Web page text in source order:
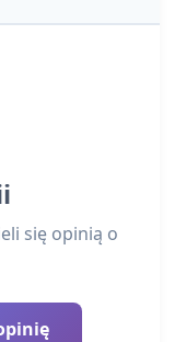
się opinią o